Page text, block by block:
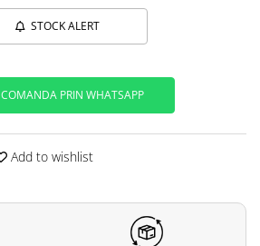
STOCK ALERT
COMANDA PRIN WHATSAPP
Add to wishlist